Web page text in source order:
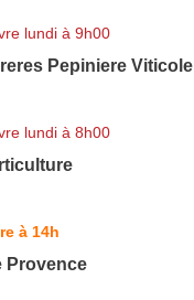
lundi à 9h00
Pepiniere Viticole
lundi à 8h00
à 14h
Provence